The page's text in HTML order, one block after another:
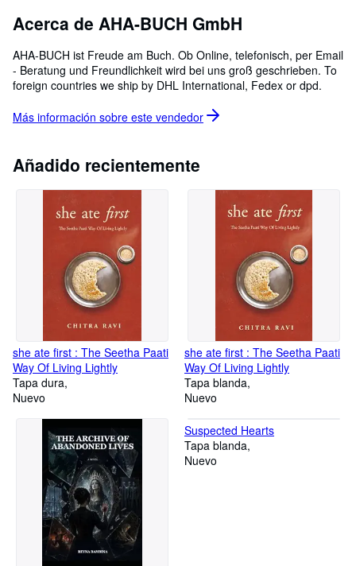
Ayuda
CERRAR
Acerca de AHA-BUCH GmbH
AHA-BUCH ist Freude am Buch. Ob Online, telefonisch, per Email
- Beratung und Freundlichkeit wird bei uns groß geschrieben. To
foreign countries we ship by DHL International, Fedex or dpd.
Más información sobre este vendedor
Añadido recientemente
she ate first : The Seetha Paati
Way Of Living Lightly
Tapa dura
Nuevo
she ate first : The Seetha Paati
Way Of Living Lightly
Tapa blanda
Nuevo
Suspected Hearts
Tapa blanda
Nuevo